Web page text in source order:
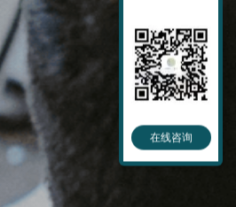
在线咨询